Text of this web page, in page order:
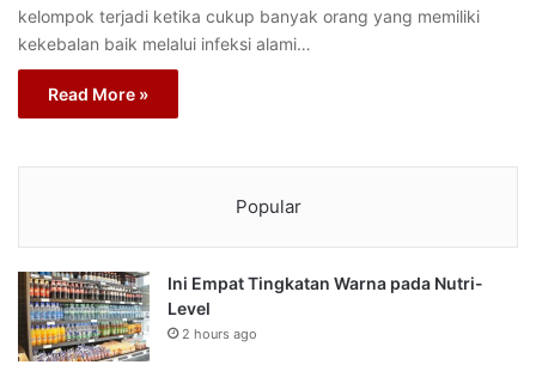
kelompok terjadi ketika cukup banyak orang yang memiliki
kekebalan baik melalui infeksi alami…
Read More »
Popular
Ini Empat Tingkatan Warna pada Nutri-
Level
2 hours ago